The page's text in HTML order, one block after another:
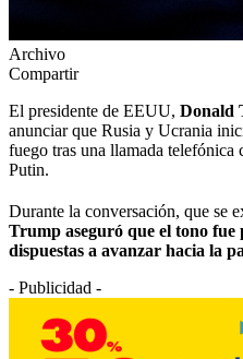
Archivo
Compartir
El presidente de EEUU, Donald
anunciar que Rusia y Ucrania
fuego tras una llamada
Putin.
Durante la conversación, que se
Trump aseguró que el tono fue
dispuestas a avanzar hacia la
- Publicidad -